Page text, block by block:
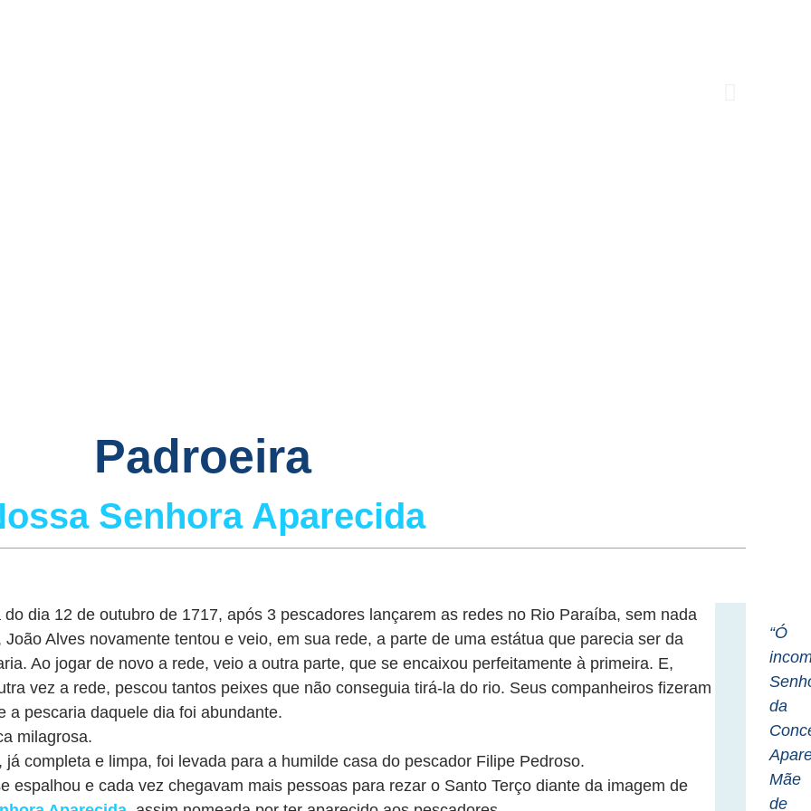
Padroeira
Senhora Aparecida
do dia 12 de outubro de 1717, após 3 pescadores lançarem as redes no Rio Paraíba, sem nada
João Alves novamente tentou e veio, em sua rede, a parte de uma estátua que parecia ser da
Ao jogar de novo a rede, veio a outra parte, que se encaixou perfeitamente à primeira. E,
vez a rede, pescou tantos peixes que não conseguia tirá-la do rio. Seus companheiros fizeram
a pescaria daquele dia foi abundante.
milagrosa.
já completa e limpa, foi levada para a humilde casa do pescador Filipe Pedroso.
espalhou e cada vez chegavam mais pessoas para rezar o Santo Terço diante da imagem de
“Ó
da
Mãe
de